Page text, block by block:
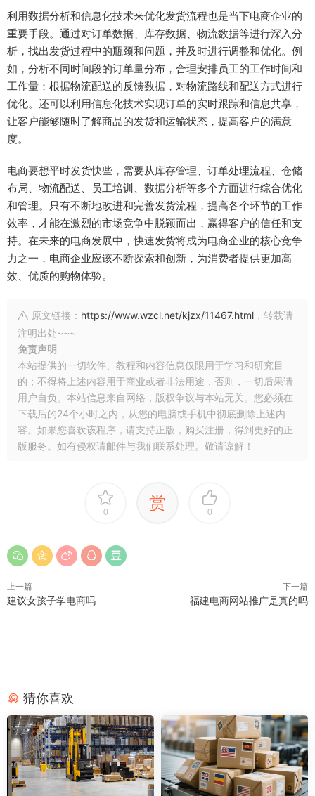
利用数据分析和信息化技术来优化发货流程也是当下电商企业的
重要手段。通过对订单数据、库存数据、物流数据等进行深入分
析，找出发货过程中的瓶颈和问题，并及时进行调整和优化。例
如，分析不同时间段的订单量分布，合理安排员工的工作时间和
工作量；根据物流配送的反馈数据，对物流路线和配送方式进行
优化。还可以利用信息化技术实现订单的实时跟踪和信息共享，
让客户能够随时了解商品的发货和运输状态，提高客户的满意
度。
电商要想平时发货快些，需要从库存管理、订单处理流程、仓储
布局、物流配送、员工培训、数据分析等多个方面进行综合优化
和管理。只有不断地改进和完善发货流程，提高各个环节的工作
效率，才能在激烈的市场竞争中脱颖而出，赢得客户的信任和支
持。在未来的电商发展中，快速发货将成为电商企业的核心竞争
力之一，电商企业应该不断探索和创新，为消费者提供更加高
效、优质的购物体验。
原文链接： https://www.wzcl.net/kjzx/11467.html ，转载请
注明出处~~~
免责声明
本站提供的一切软件、教程和内容信息仅限用于学习和研究目
的；不得将上述内容用于商业或者非法用途，否则，一切后果请
用户自负。本站信息来自网络，版权争议与本站无关。您必须在
下载后的24个小时之内，从您的电脑或手机中彻底删除上述内
容。如果您喜欢该程序，请支持正版，购买注册，得到更好的正
版服务。如有侵权请邮件与我们联系处理。敬请谅解！
0 赏 0
上一篇
建议女孩子学电商吗
下一篇
福建电商网站推广是真的吗
猜你喜欢